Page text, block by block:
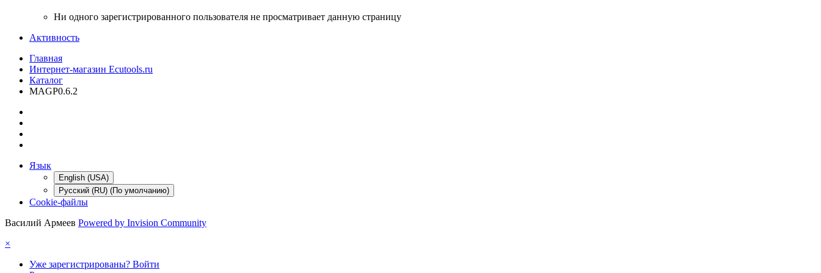
Ни одного зарегистрированного пользователя не просматривает данную страницу
Активность
Главная
Интернет-магазин Ecutools.ru
Каталог
MAGP0.6.2
Язык
English (USA)
Русский (RU) (По умолчанию)
Cookie-файлы
Василий Армеев Powered by Invision Community
×
Уже зарегистрированы? Войти